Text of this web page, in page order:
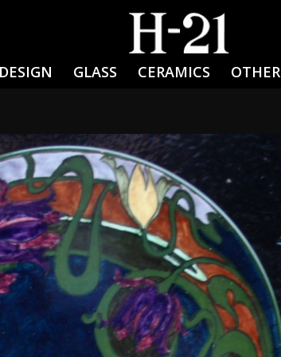
GLASS CERAMICS OTHER